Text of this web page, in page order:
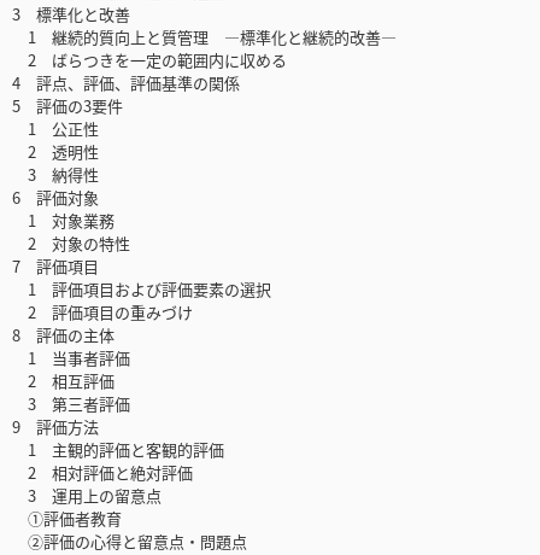
3 標準化と改善
1 継続的質向上と質管理 ―標準化と継続的改善―
2 ばらつきを一定の範囲内に収める
4 評点、評価、評価基準の関係
5 評価の3要件
1 公正性
2 透明性
3 納得性
6 評価対象
1 対象業務
2 対象の特性
7 評価項目
1 評価項目および評価要素の選択
2 評価項目の重みづけ
8 評価の主体
1 当事者評価
2 相互評価
3 第三者評価
9 評価方法
1 主観的評価と客観的評価
2 相対評価と絶対評価
3 運用上の留意点
①評価者教育
②評価の心得と留意点・問題点